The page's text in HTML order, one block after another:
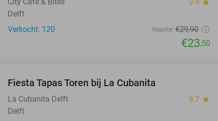
9.9 star
Delft
Verkocht: 120
Regulier €29,90
€23,50
Fiesta Tapas Toren bij La Cubanita
La Cubanita Delft 9.7 star
Delft